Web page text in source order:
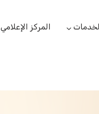
المركز الإعلامي